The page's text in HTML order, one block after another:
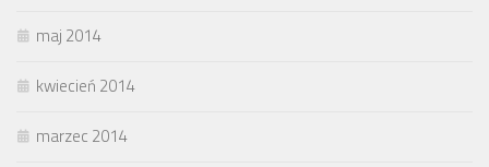
maj 2014
kwiecień 2014
marzec 2014